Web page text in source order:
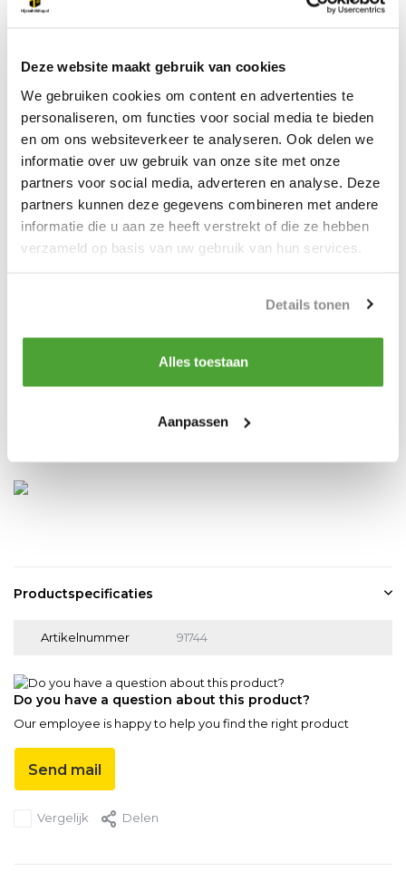
Deze website maakt gebruik van cookies
We gebruiken cookies om content en advertenties te
personaliseren, om functies voor social media te bieden
en om ons websiteverkeer te analyseren. Ook delen we
informatie over uw gebruik van onze site met onze
partners voor social media, adverteren en analyse. Deze
partners kunnen deze gegevens combineren met andere
informatie die u aan ze heeft verstrekt of die ze hebben
verzameld op basis van uw gebruik van hun services.
Details tonen
Alles toestaan
Aanpassen
Markering: Volgens norm, WLL,
Afwerking: Geverfd.
Norm: EN 1677-1 except grade/WLL
Productspecificaties
Artikelnummer 91744
Do you have a question about this product?
Our employee is happy to help you find the right product
Send mail
Vergelijk Delen